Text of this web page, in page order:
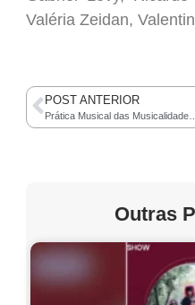
Valéria Zeidan,
POST ANTERIOR
Outras